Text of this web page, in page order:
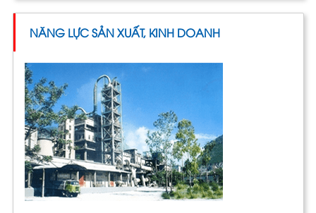
NĂNG LỰC SẢN XUẤT, KINH DOANH